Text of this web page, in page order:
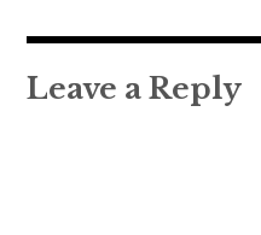
Leave a Reply